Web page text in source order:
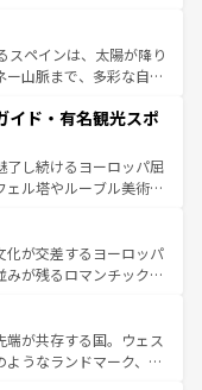
やアマルフィ海岸の絶
観光の合間には、本場の
料理を堪能することも
ない旅をしてみよう！
スペインは、太陽が降り
山脈まで、多彩な自然
フラメンコ、熱気あふ
生活の一部となってい
雰囲気や、バルセロナの
古代ローマ遺跡や中世
なるスペインはその個
を魅了する。 なお、新着のスペイン情報は コ
イド・有名観光スポ
了し続けるヨーロッパ屈
ル塔やルーブル美術館
麗な宮殿、歴史的な大
な自然が、訪れる者を心
美食の国としても知ら
ンス、プロヴァンスの
楽しみ方が可能だ。さ
れており、どの街角に
化が交差するヨーロッパ
が残るロマンチック街
飽きることがない。ベ
のアルプスの絶景、そ
た風景は必見。ビール
が共存する国。ウェス
うなランドマーク、歴